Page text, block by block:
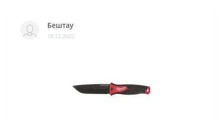
Бештау
18.12.2022